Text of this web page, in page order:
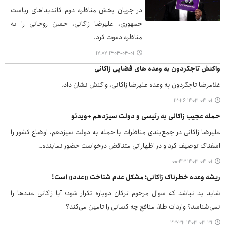
در جریان پخش مناظره دوم کاندیداهای ریاست
جمهوری، علیرضا زاکانی، حسن روحانی را به
مناظره دعوت کرد.
۱۴۰۳-۰۴-۰۱ ۱۷:۰۷
واکنش تاجگردون به وعده های فضایی زاکانی
غلامرضا تاجگردون به وعده علیرضا زاکانی، واکنش نشان داد.
۱۴۰۳-۰۴-۰۱ ۱۲:۲۶
حمله عجیب زاکانی به رئیسی و دولت سیزدهم +ویدئو
علیرضا زاکانی در جمع‌بندی مناظرات با حمله به دولت سیزدهم، اوضاع کشور را
اسفناک توصیف کرد و در اظهاراتی متناقض درخواست حضور نماینده…
۱۴۰۳-۰۴-۰۱ ۰۰:۴۳
ریشه وعده خطرناک زاکانی؛ مشکل عدم شناخت «عدد» است!
شاید بد نباشد که سوال مرحوم ترکان دوباره تکرار شود؛ آیا زاکانی عددها را
نمی‌شناسد؟ واردات طلا، منافع چه کسانی را تامین می‌کند؟
۱۴۰۳-۰۳-۳۱ ۲۳:۳۲